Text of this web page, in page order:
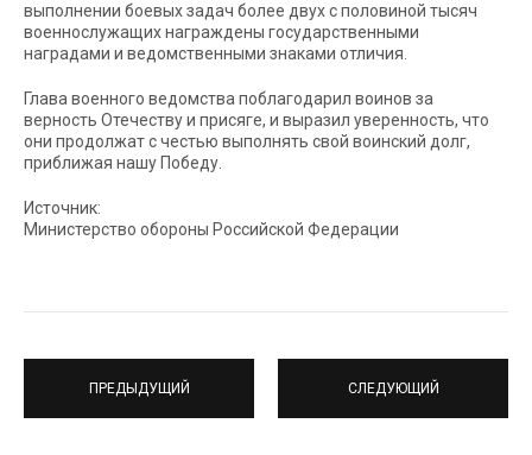
выполнении боевых задач более двух с половиной тысяч
военнослужащих награждены государственными
наградами и ведомственными знаками отличия.
Глава военного ведомства поблагодарил воинов за
верность Отечеству и присяге, и выразил уверенность, что
они продолжат с честью выполнять свой воинский долг,
приближая нашу Победу.
Источник:
Министерство обороны Российской Федерации
ПРЕДЫДУЩИЙ СЛЕДУЮЩИЙ